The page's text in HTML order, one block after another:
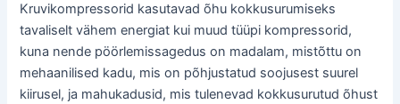
Kruvikompressorid kasutavad õhu kokkusurumiseks
tavaliselt vähem energiat kui muud tüüpi kompressorid,
kuna nende pöörlemissagedus on madalam, mistõttu on
mehaanilised kadu, mis on põhjustatud soojusest suurel
kiirusel, ja mahukadusid, mis tulenevad kokkusurutud õhust